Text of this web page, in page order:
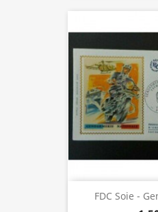
FDC Soie -